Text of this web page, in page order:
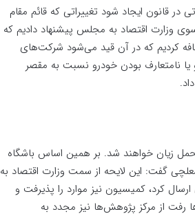
قانون ایجاد شود تغییراتی که قائم مقام
وزارت اقتصاد به مجلس پیشنهاد دادیم که
متعارف و نامتعارف را بیاثر کنیم و یک تبصره را به ماده ۹ اضافه کردیم که در آن قید می‌شود شرکت‌های
نامتعارف بودن خودرو نسبت به مقصر
زیان خواهند شد. بر همین اساس باشگاه
گفت: این لایحه از سمت وزارت اقتصاد به
کرد، کمیسیون نیز موارد را پذیرفت و
از مرکز پژوهش‌ها نیز مجدد به